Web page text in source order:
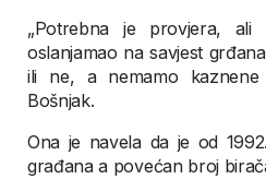
„Potrebna je provjera,
oslanjamao na savjest
ili ne, a nemamo kaznene
Bošnjak.
Ona je navela da je od
građana a povećan broj